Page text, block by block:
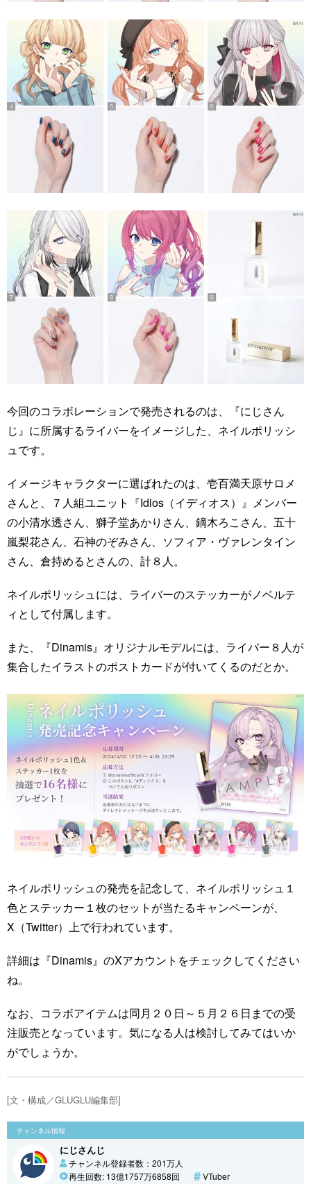
今回のコラボレーションで発売されるのは、『にじさん
じ』に所属するライバーをイメージした、ネイルポリッシ
ュです。
イメージキャラクターに選ばれたのは、壱百満天原サロメ
さんと、７人組ユニット『Idios（イディオス）』メンバー
の小清水透さん、獅子堂あかりさん、鏑木ろこさん、五十
嵐梨花さん、石神のぞみさん、ソフィア・ヴァレンタイン
さん、倉持めるとさんの、計８人。
ネイルポリッシュには、ライバーのステッカーがノベルテ
ィとして付属します。
また、『Dinamis』オリジナルモデルには、ライバー８人が
集合したイラストのポストカードが付いてくるのだとか。
ネイルポリッシュの発売を記念して、ネイルポリッシュ１
色とステッカー１枚のセットが当たるキャンペーンが、
X（Twitter）上で行われています。
詳細は『Dinamis』のXアカウントをチェックしてください
ね。
なお、コラボアイテムは同月２０日～５月２６日までの受
注販売となっています。気になる人は検討してみてはいか
がでしょうか。
[文・構成／GLUGLU編集部]
チャンネル情報
にじさんじ
チャンネル登録者数：201万人
再生回数: 13億1757万6858回
VTuber